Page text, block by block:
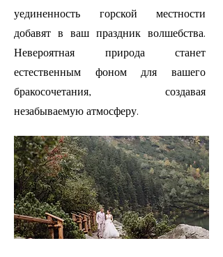
уединенность горской местности
добавят в ваш праздник волшебства.
Невероятная природа станет
естественным фоном для вашего
бракосочетания, создавая
незабываемую атмосферу.